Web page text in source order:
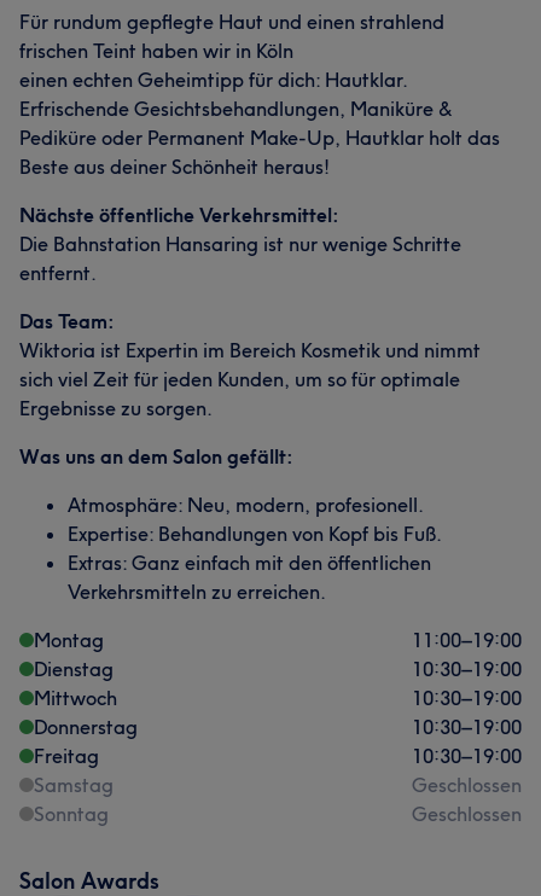
Für rundum gepflegte Haut und einen strahlend
frischen Teint haben wir in Köln
einen echten Geheimtipp für dich: Hautklar.
Erfrischende Gesichtsbehandlungen, Maniküre &
Pediküre oder Permanent Make-Up, Hautklar holt das
Beste aus deiner Schönheit heraus!
Nächste öffentliche Verkehrsmittel:
Die Bahnstation Hansaring ist nur wenige Schritte
entfernt.
Das Team:
Wiktoria ist Expertin im Bereich Kosmetik und nimmt
sich viel Zeit für jeden Kunden, um so für optimale
Ergebnisse zu sorgen.
Was uns an dem Salon gefällt:
Atmosphäre: Neu, modern, profesionell.
Expertise: Behandlungen von Kopf bis Fuß.
Extras: Ganz einfach mit den öffentlichen
Verkehrsmitteln zu erreichen.
Montag
11:00–19:00
Dienstag
10:30–19:00
Mittwoch
10:30–19:00
Donnerstag
10:30–19:00
Freitag
10:30–19:00
Samstag
Geschlossen
Sonntag
Geschlossen
Salon Awards